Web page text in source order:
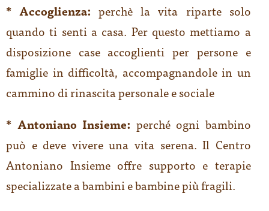
* Accoglienza: perchè la vita riparte solo
quando ti senti a casa. Per questo mettiamo a
disposizione case accoglienti per persone e
famiglie in difficoltà, accompagnandole in un
cammino di rinascita personale e sociale
* Antoniano Insieme: perché ogni bambino
può e deve vivere una vita serena. Il Centro
Antoniano Insieme offre supporto e terapie
specializzate a bambini e bambine più fragili.